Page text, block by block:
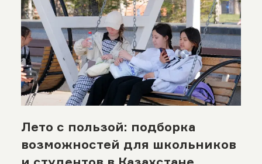
Лето с пользой: подборка
возможностей для школьников